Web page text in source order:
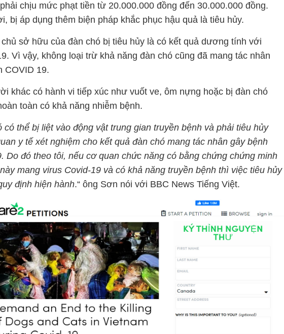
chịu mức phạt tiền từ 20.000.000 đồng đến 30.000.000 đồng.
bị áp dụng thêm biện pháp khắc phục hậu quả là tiêu hủy.
sở hữu của đàn chó bị tiêu hủy là có kết quả dương tính với
Vì vậy, không loại trừ khả năng đàn chó cũng đã mang tác nhân
COVID 19.
khác có hành vi tiếp xúc như vuốt ve, ôm nựng hoặc bị đàn chó
toàn có khả năng nhiễm bệnh.
có thể bị liệt vào động vật trung gian truyền bệnh và phải tiêu hủy
y tế xét nghiệm cho kết quả đàn chó mang tác nhân gây bệnh
Do đó theo tôi, nếu cơ quan chức năng có bằng chứng chứng minh
mang virus Covid-19 và có khả năng truyền bệnh thì việc tiêu hủy
định hiện hành.“ ông Sơn nói với BBC News Tiếng Việt.